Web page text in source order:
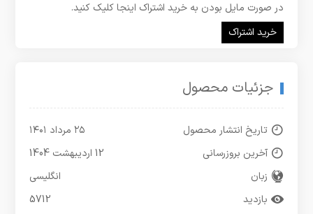
در صورت مایل بودن به خرید اشتراک اینجا کلیک کنید.
خرید اشتراک
جزئیات محصول
تاریخ انتشار محصول
۲۵ مرداد ۱۴۰۱
آخرین بروزرسانی
12 اردیبهشت 1404
زبان
انگلیسی
بازدید
5712